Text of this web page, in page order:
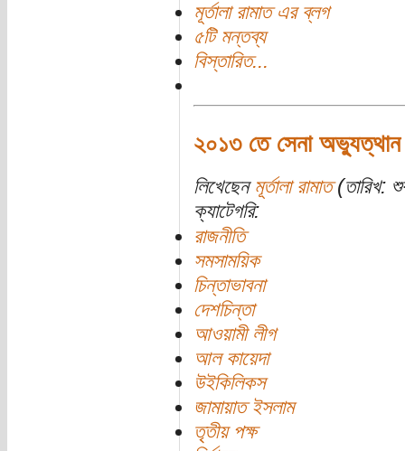
মূর্তালা রামাত এর ব্লগ
৫টি মন্তব্য
বিস্তারিত...
২০১৩ তে সেনা অভ্যুত্থান
লিখেছেন মূর্তালা রামাত(তারিখ:
ক্যাটেগরি:
রাজনীতি
সমসাময়িক
চিন্তাভাবনা
দেশচিন্তা
আওয়ামী লীগ
আল কায়েদা
উইকিলিকস
জামায়াত ইসলাম
তৃতীয় পক্ষ